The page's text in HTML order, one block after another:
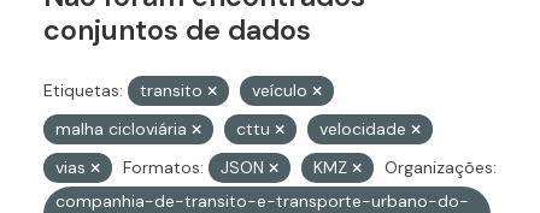
conjuntos de dados
Etiquetas: transito
veículo
malha cicloviária
cttu
velocidade
vias
Formatos: JSON KMZ
Organizações:
companhia-de-transito-e-transporte-urbano-do-